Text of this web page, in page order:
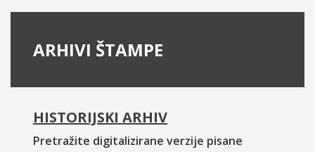
ARHIVI ŠTAMPE
HISTORIJSKI ARHIV
Pretražite digitalizirane verzije pisane